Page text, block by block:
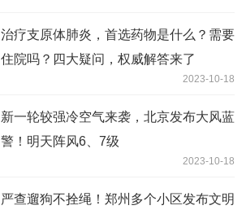
治疗支原体肺炎，首选药物是什么？需要
住院吗？四大疑问，权威解答来了
2023-10-18
新一轮较强冷空气来袭，北京发布大风蓝
警！明天阵风6、7级
2023-10-18
严查遛狗不拴绳！郑州多个小区发布文明